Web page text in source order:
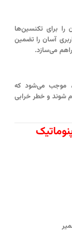
را برای تکنسین‌ها
آسان را تضمین
می‌سازد.
موجب می‌شود که
شوند و خطر خرابی